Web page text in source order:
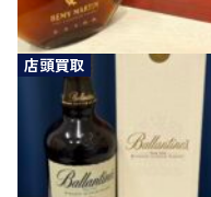
店頭買取